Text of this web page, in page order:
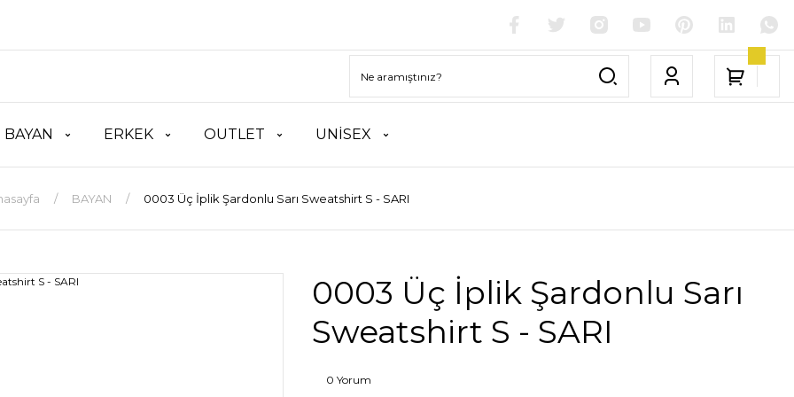
BAYAN ERKEK OUTLET UNİSEX
BAYAN 0003 Üç İplik Şardonlu Sarı Sweatshirt S - SARI
0003 Üç İplik Şardonlu Sarı
Sweatshirt S - SARI
0 Yorum